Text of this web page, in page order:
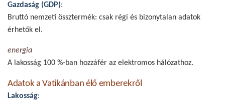
Gazdaság (GDP):
Bruttó nemzeti össztermék: csak régi és bizonytalan adatok
érhetők el.
energia
A lakosság 100 %-ban hozzáfér az elektromos hálózathoz.
Adatok a Vatikánban élő emberekről
Lakosság: